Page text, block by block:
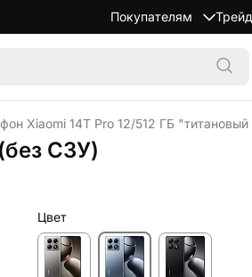
Покупателям
Xiaomi 14T Pro 12/512 ГБ
СЗУ)
Цвет